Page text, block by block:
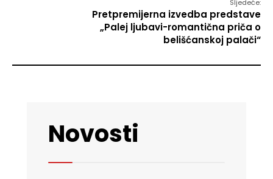
Sljedeće:
Pretpremijerna izvedba predstave
„Palej ljubavi-romantična priča o
belišćanskoj palači“
Novosti